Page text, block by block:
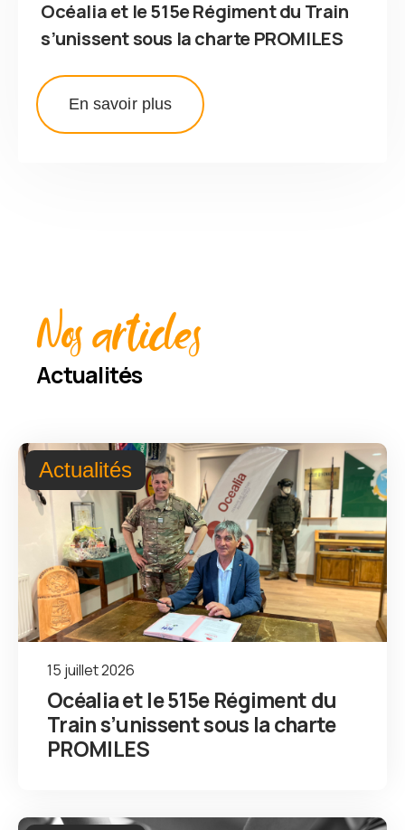
Océalia et le 515e Régiment du Train
s’unissent sous la charte PROMILES
En savoir plus
Nos articles
Actualités
Actualités
15 juillet 2026
Océalia et le 515e Régiment du
Train s’unissent sous la charte
PROMILES